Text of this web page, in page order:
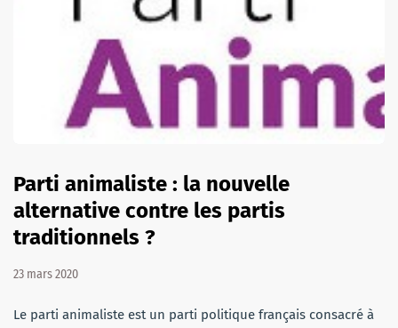
Parti animaliste : la nouvelle
alternative contre les partis
traditionnels ?
23 mars 2020
Le parti animaliste est un parti politique français consacré à